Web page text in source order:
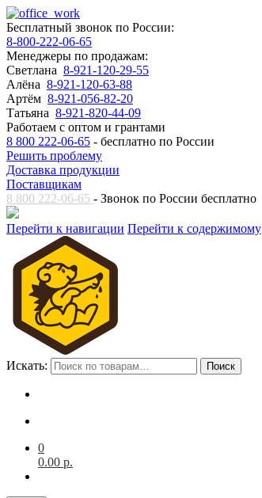
Бесплатный звонок по России:
8-800-222-06-65
Менеджеры по продажам:
Светлана 8-921-120-29-55
Алёна 8-921-120-63-88
Артём 8-921-056-82-20
Татьяна 8-921-820-44-09
Работаем с оптом и грантами
8 800 222-06-65 - бесплатно по России
Решить проблему
Доставка продукции
Поставщикам
8 800 222-06-65 - Звонок по России бесплатно
Перейти к навигации Перейти к содержимому
Искать: Поиск
0
0.00 р.